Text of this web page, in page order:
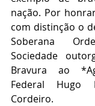
nação. Por
com distinção o
Soberana
Sociedade
Bravura ao
Federal Hugo
Cordeiro.